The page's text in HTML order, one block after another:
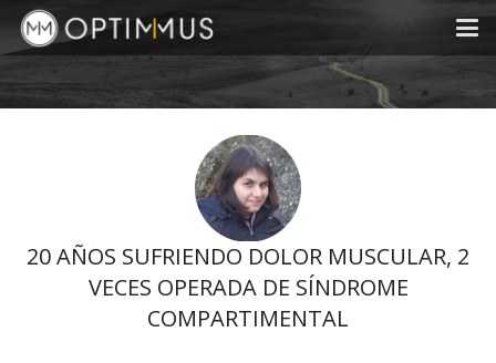
20 AÑOS SUFRIENDO DOLOR MUSCULAR, 2
VECES OPERADA DE SÍNDROME
COMPARTIMENTAL